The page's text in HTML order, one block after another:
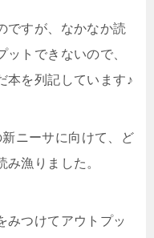
ですが、なかなか読
トできないので、
本を列記しています♪
ニーサに向けて、ど
漁りました。
みつけてアウトプッ